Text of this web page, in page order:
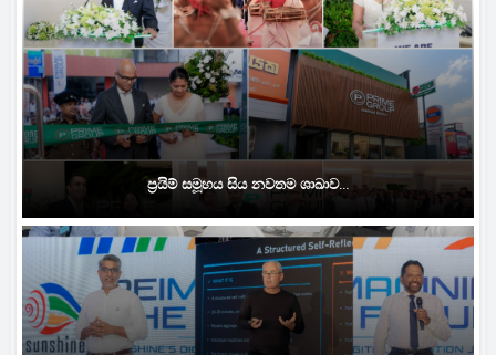
ප්‍රයිම් සමූහය සිය නවතම ශාඛාව...